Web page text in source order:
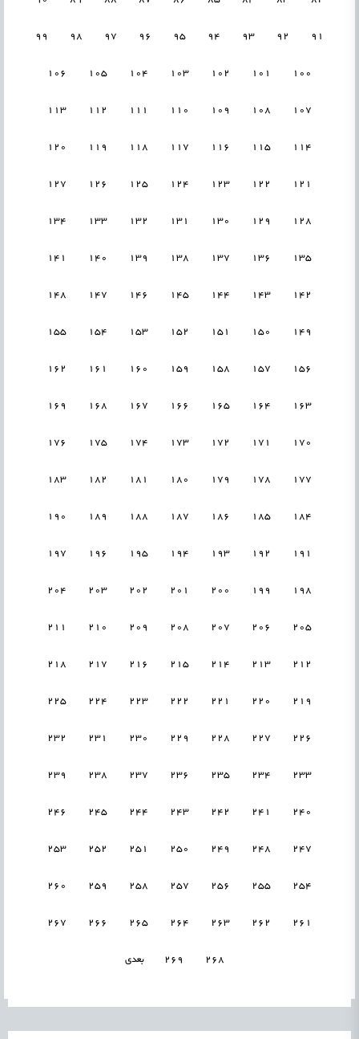
91
92
93
94
95
96
97
98
99
100
101
102
103
104
105
106
107
108
109
110
111
112
113
114
115
116
117
118
119
120
121
122
123
124
125
126
127
128
129
130
131
132
133
134
135
136
137
138
139
140
141
142
143
144
145
146
147
148
149
150
151
152
153
154
155
156
157
158
159
160
161
162
163
164
165
166
167
168
169
170
171
172
173
174
175
176
177
178
179
180
181
182
183
184
185
186
187
188
189
190
191
192
193
194
195
196
197
198
199
200
201
202
203
204
205
206
207
208
209
210
211
212
213
214
215
216
217
218
219
220
221
222
223
224
225
226
227
228
229
230
231
232
233
234
235
236
237
238
239
240
241
242
243
244
245
246
247
248
249
250
251
252
253
254
255
256
257
258
259
260
261
262
263
264
265
266
267
268
269 بعدی